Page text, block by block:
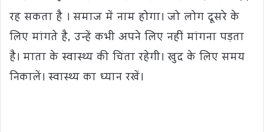
रह सकता है । समाज में नाम होगा। जो लोग दूसरे के
लिए मांगते है, उन्हें कभी अपने लिए नहीं मांगना पड़ता
है। माता के स्वास्थ्य की चिंता रहेगी। खुद के लिए समय
निकालें। स्वास्थ्य का ध्यान रखें।